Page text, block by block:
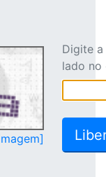
Digite
lado no